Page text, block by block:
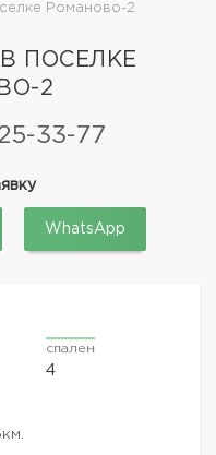
Романово-2
ПОСЕЛКЕ
2
33-77
WhatsApp
спален
4